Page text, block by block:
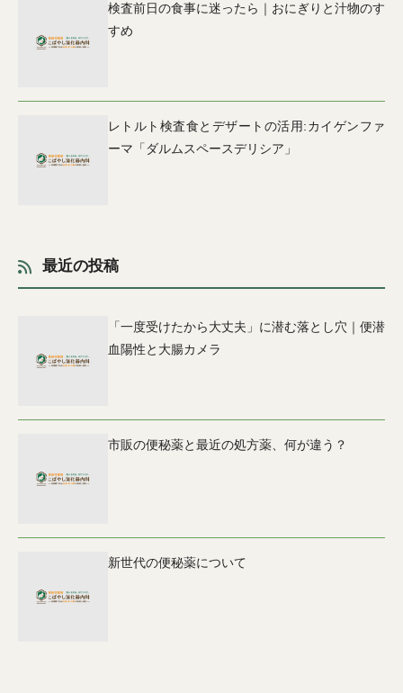
検査前日の食事に迷ったら｜おにぎりと汁物のす
すめ
レトルト検査食とデザートの活用:カイゲンファ
ーマ「ダルムスペースデリシア」
最近の投稿
「一度受けたから大丈夫」に潜む落とし穴｜便潜
血陽性と大腸カメラ
市販の便秘薬と最近の処方薬、何が違う？
新世代の便秘薬について